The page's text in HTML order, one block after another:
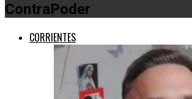
ContraPoder
CORRIENTES